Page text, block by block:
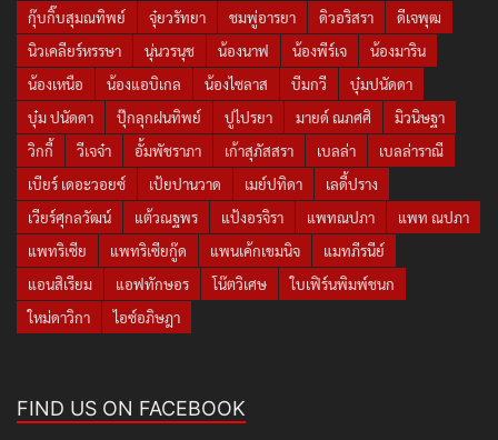
กุ๊บกิ๊บสุมณทิพย์ จุ๋ยวรัทยา ชมพู่อารยา ดิวอริสรา
ดีเจพุฒ
นิวเคลียร์หรรษา
นุ่นวรนุช น้องนาฟ น้องพีร์เจ
น้องมาริน
น้องเหนือ
น้องแอบิเกล น้องไซลาส บีมกวี
บุ๋มปนัดดา
บุ๋ม ปนัดดา
ปุ๊กลุกฝนทิพย์ ปูไปรยา มายด์ ณภศศิ
มิวนิษฐา
วิกกี้
วีเจจ๋า อั้มพัชราภา เก้าสุภัสสรา เบลล่า
เบลล่าราณี
เบียร์ เดอะวอยซ์
เป้ยปานวาด เมย์ปทิดา
เลดี้ปราง
เวียร์ศุกลวัฒน์
แต้วณฐพร แป้งอรจิรา แพทณปภา
แพท ณปภา
แพทริเซีย
แพทริเซียกู๊ด แพนเค้กเขมนิจ
แมทภีรนีย์
แอนสิเรียม
แอฟทักษอร โน๊ตวิเศษ
ใบเฟิร์นพิมพ์ชนก
ใหม่ดาวิกา
ไอซ์อภิษฎา
FIND US ON FACEBOOK